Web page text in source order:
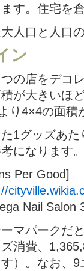
す。住宅を
人口と人口
ン
の店をデコ
が大きいほ
り4×4の面積
1グッズあた
になります
Per Good]
Nail
マパークだ
消費、
）。なお、